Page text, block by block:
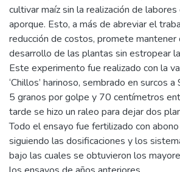
cultivar maíz sin la realización de
aporque. Esto, a más de abreviar el
reducción de costos, promete
desarrollo de las plantas sin estropear
Este experimento fue realizado con la
‘Chillos’ harinoso, sembrado en surcos
5 granos por golpe y 70 centímetros
tarde se hizo un raleo para dejar dos
Todo el ensayo fue fertilizado con
siguiendo las dosificaciones y los
bajo las cuales se obtuvieron los